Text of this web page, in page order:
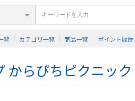
覧 カテゴリ一覧 商品一覧 ポイント履歴
からぴちピクニッ